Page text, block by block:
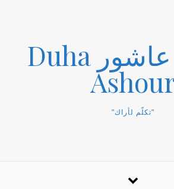
ضحى عاشور Duha
"تكلّم لأراك"